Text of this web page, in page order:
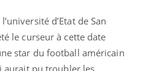
d’Etat de San
le curseur à cette date
star du football américain